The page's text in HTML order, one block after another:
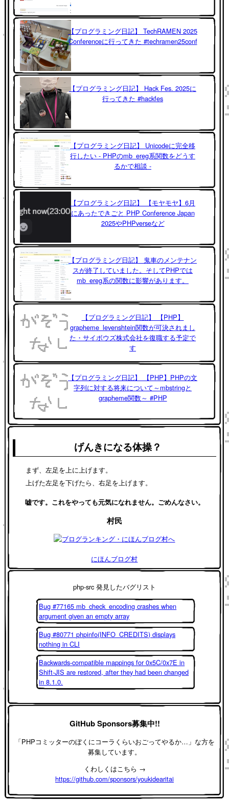
【プログラミング日記】 TechRAMEN 2025
Conferenceに行ってきた #techramen25conf
【プログラミング日記】 Hack Fes. 2025に
行ってきた #hackfes
【プログラミング日記】 Unicodeに完全移
行したい - PHPのmb_ereg系関数をどうす
るかで相談 -
【プログラミング日記】 【モヤモヤ】6月
にあったできごと PHP Conference Japan
2025やPHPverseなど
【プログラミング日記】 鬼車のメンテナン
スが終了していました。そしてPHPでは
mb_ereg系の関数に影響があります。
【プログラミング日記】 【PHP】
grapheme_levenshtein関数が可決されまし
た・サイボウズ株式会社を復職する予定で
す
【プログラミング日記】 【PHP】PHPの文
字列に対する将来について～mbstringと
grapheme関数～ #PHP
げんきになる体操？
まず、左足を上に上げます。
上げた左足を下げたら、右足を上げます。
嘘です。これをやっても元気になれません。ごめんなさい。
村民
にほんブログ村
php-src 発見したバグリスト
Bug #77165 mb_check_encoding crashes when
argument given an empty array
Bug #80771 phpinfo(INFO_CREDITS) displays
nothing in CLI
Backwards-compatible mappings for 0x5C/0x7E in
Shift-JIS are restored, after they had been changed
in 8.1.0.
GitHub Sponsors募集中!!
「PHPコミッターのぼくにコーラくらいおごってやるか…」な方を
募集しています。
くわしくはこちら →
https://github.com/sponsors/youkidearitai